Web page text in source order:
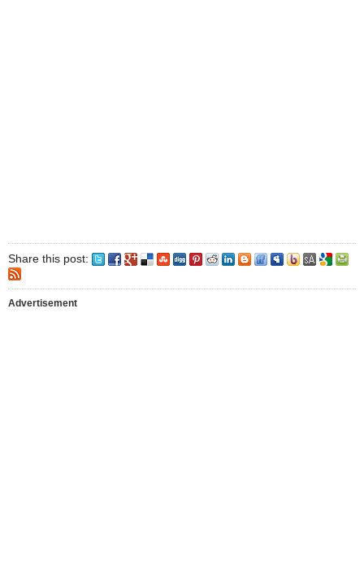
Share this post:
Advertisement